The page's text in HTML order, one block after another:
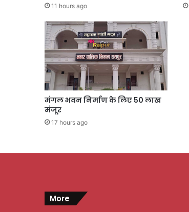
11 hours ago
मंगल भवन निर्माण के लिए 50 लाख
मंजूर
17 hours ago
More